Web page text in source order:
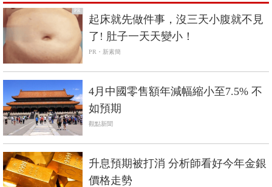
PR
起床就先做件事，沒三天小腹就不見
了! 肚子一天天變小！
PR・新素簡
4月中國零售額年減幅縮小至7.5% 不
如預期
觀點新聞
升息預期被打消 分析師看好今年金銀
價格走勢